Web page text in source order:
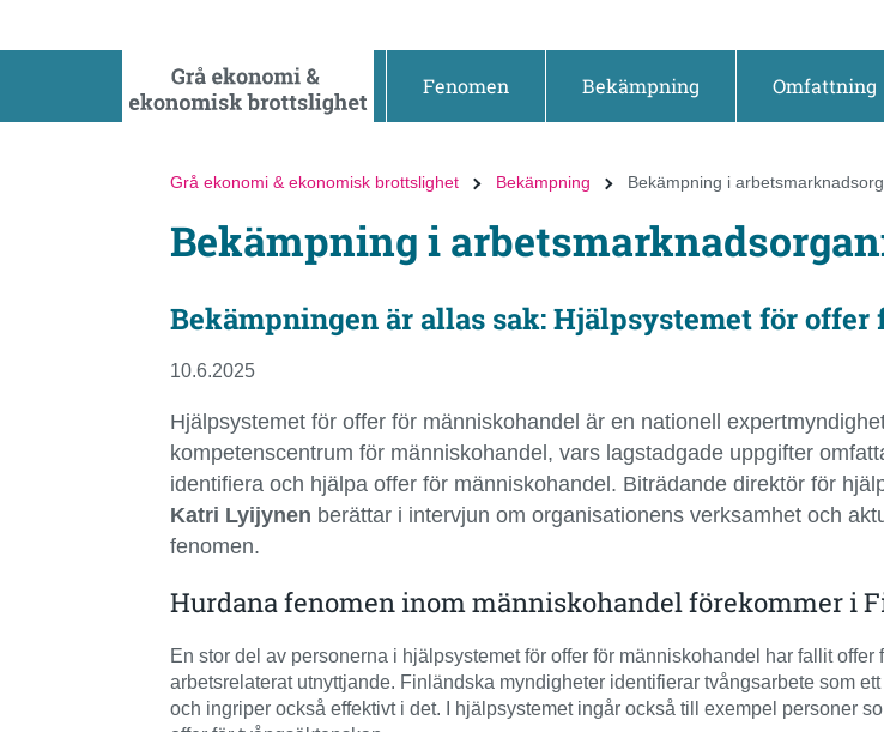
Fenomen Bekämpning Omfattning
Grå ekonomi & ekonomisk brottslighet Bekämpning Bekämpning i
Bekämpning i
Bekämpningen är allas sak: Hjälpsystemet för
10.6.2025
Hjälpsystemet för offer för människohandel är en nationell
kompetenscentrum för människohandel, vars lagstadgade uppgifter
identifiera och hjälpa offer för människohandel. Biträdande direktör för
Katri Lyijynen berättar i intervjun om organisationens verksamhet och
fenomen.
Hurdana fenomen inom människohandel förekommer i
En stor del av personerna i hjälpsystemet för offer för människohandel har fallit offer
arbetsrelaterat utnyttjande. Finländska myndigheter identifierar tvångsarbete som ett
och ingriper också effektivt i det. I hjälpsystemet ingår också till exempel personer